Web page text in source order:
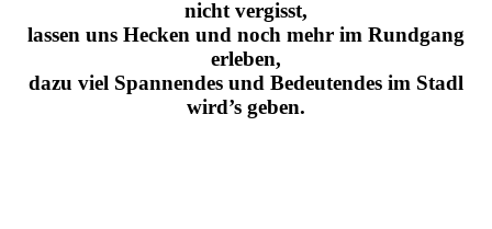
nicht vergisst,
lassen uns Hecken und noch mehr im Rundgang
erleben,
dazu viel Spannendes und Bedeutendes im Stadl
wird’s geben.